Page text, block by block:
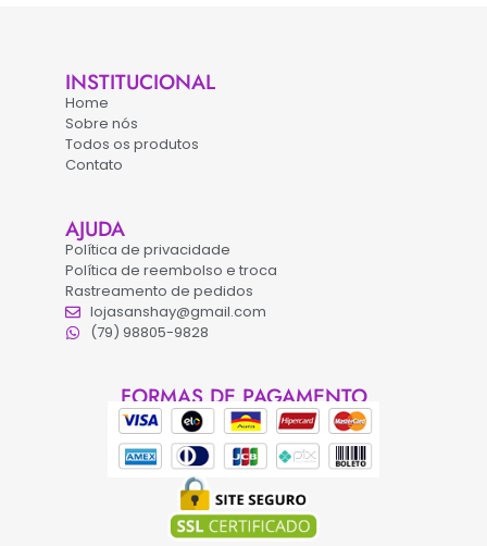
INSTITUCIONAL
Home
Sobre nós
Todos os produtos
Contato
AJUDA
Política de privacidade
Política de reembolso e troca
Rastreamento de pedidos
lojasanshay@gmail.com
(79) 98805-9828
FORMAS DE PAGAMENTO